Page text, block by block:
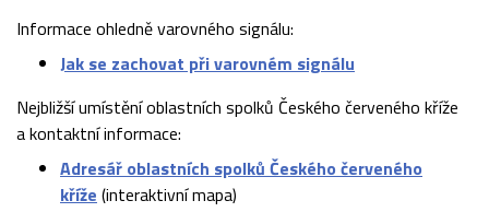
Informace ohledně varovného signálu:
Jak se zachovat při varovném signálu
Nejbližší umístění oblastních spolků Českého červeného kříže
a kontaktní informace:
Adresář oblastních spolků Českého červeného
kříže (interaktivní mapa)